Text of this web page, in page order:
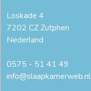
Loskade 4
7202 CZ Zutphen
Nederland
0575 - 51 41 49
info@slaapkamerweb.nl